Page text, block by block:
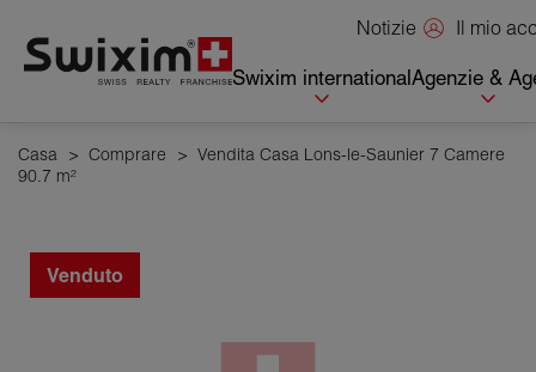
Notizie Il mio
Swixim internationalAgenzie &
Casa > Comprare > Vendita Casa Lons-le-Saunier 7 Camere
90.7 m²
Venduto